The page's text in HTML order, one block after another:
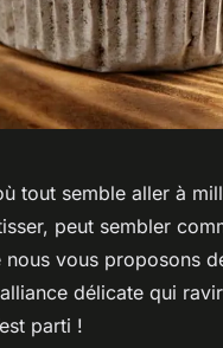
tout semble aller à
peut sembler
vous proposons
délicate qui
parti !